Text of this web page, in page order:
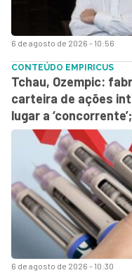
6 de agosto de 2026 - 10:56
6 de agosto de 2026 - 10:30
CONTEÚDO EMPIRICUS
Tchau, Ozempic:
carteira de ações
lugar a